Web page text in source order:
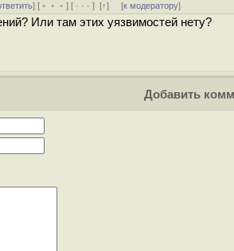
] [ ﹢﹢﹢] [ · · ·][↑] [к модератору]
Или там этих уязвимостей нету?
Добавить